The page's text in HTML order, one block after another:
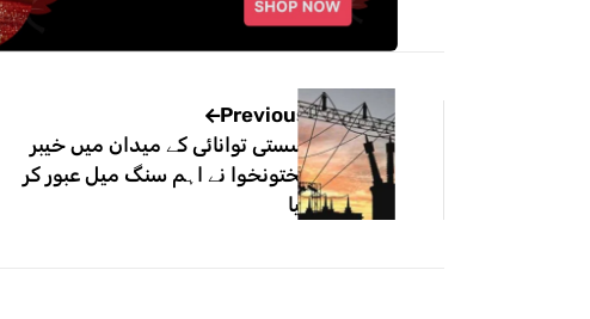
Previous
سستی توانائی کے میدان میں خیبر
پختونخوا نے اہم سنگ میل عبور کر
لیا